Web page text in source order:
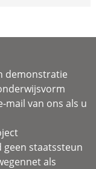
demonstratie
mail van ons als u
geen staatssteun
als